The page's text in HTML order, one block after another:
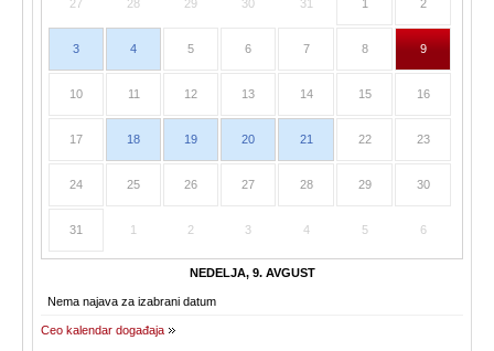
27 28 29 30 31 1 2
3 4 5 6 7 8 9
10 11 12 13 14 15 16
17 18 19 20 21 22 23
24 25 26 27 28 29 30
31 1 2 3 4 5 6
NEDELJA, 9. AVGUST
Nema najava za izabrani datum
Ceo kalendar događaja